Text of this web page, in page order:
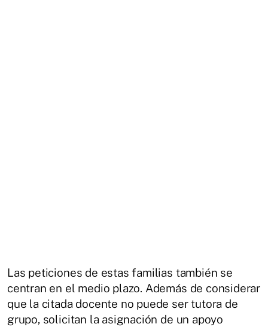
Las peticiones de estas familias también se
centran en el medio plazo. Además de considerar
que la citada docente no puede ser tutora de
grupo, solicitan la asignación de un apoyo